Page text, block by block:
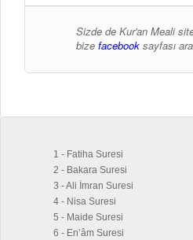
Sizde de Kur'an Meali
bize facebook sayfası
1 - Fatiha Suresi
2 - Bakara Suresi
3 - Ali İmran Suresi
4 - Nisa Suresi
5 - Maide Suresi
6 - En’âm Suresi